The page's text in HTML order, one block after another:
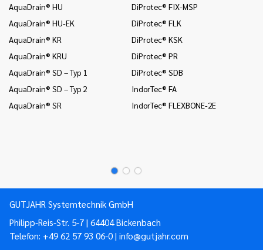
AquaDrain® HU
AquaDrain® HU-EK
AquaDrain® KR
AquaDrain® KRU
AquaDrain® SD – Typ 1
AquaDrain® SD – Typ 2
AquaDrain® SR
DiProtec® FIX-MSP
DiProtec® FLK
DiProtec® KSK
DiProtec® PR
DiProtec® SDB
IndorTec® FA
IndorTec® FLEXBONE-2E
GUTJAHR Systemtechnik GmbH
Philipp-Reis-Str. 5-7 | 64404 Bickenbach
Telefon: +49 62 57 93 06-0 | info@gutjahr.com